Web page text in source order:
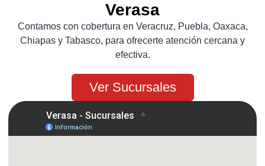
Verasa
Contamos con cobertura en Veracruz, Puebla, Oaxaca,
Chiapas y Tabasco, para ofrecerte atención cercana y
efectiva.
Ver Sucursales